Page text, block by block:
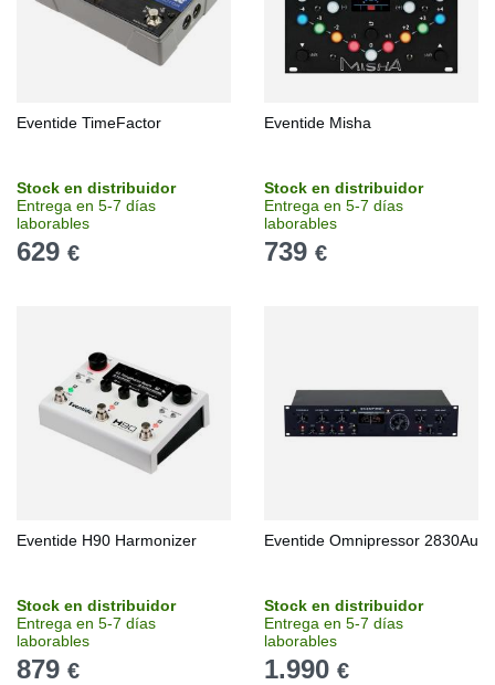
Eventide TimeFactor
Stock en distribuidor
Entrega en 5-7 días
laborables
629 €
Eventide Misha
Stock en distribuidor
Entrega en 5-7 días
laborables
739 €
Eventide H90 Harmonizer
Stock en distribuidor
Entrega en 5-7 días
laborables
879 €
Eventide Omnipressor 2830Au
Stock en distribuidor
Entrega en 5-7 días
laborables
1.990 €